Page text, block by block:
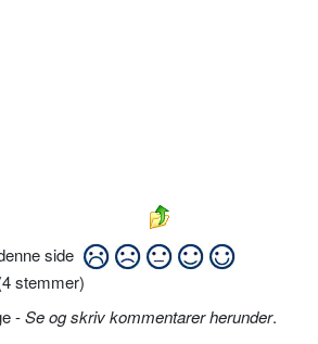
side
4stemmer)
-Se og skriv kommentarer herunder.